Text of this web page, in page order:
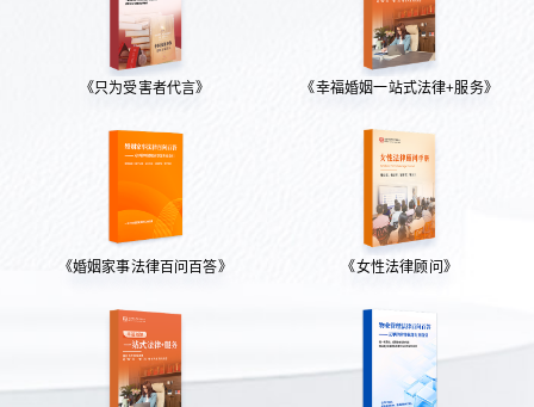
《只为受害者代言》 《幸福婚姻一站式法律+服务》
《婚姻家事法律百问百答》 《女性法律顾问》